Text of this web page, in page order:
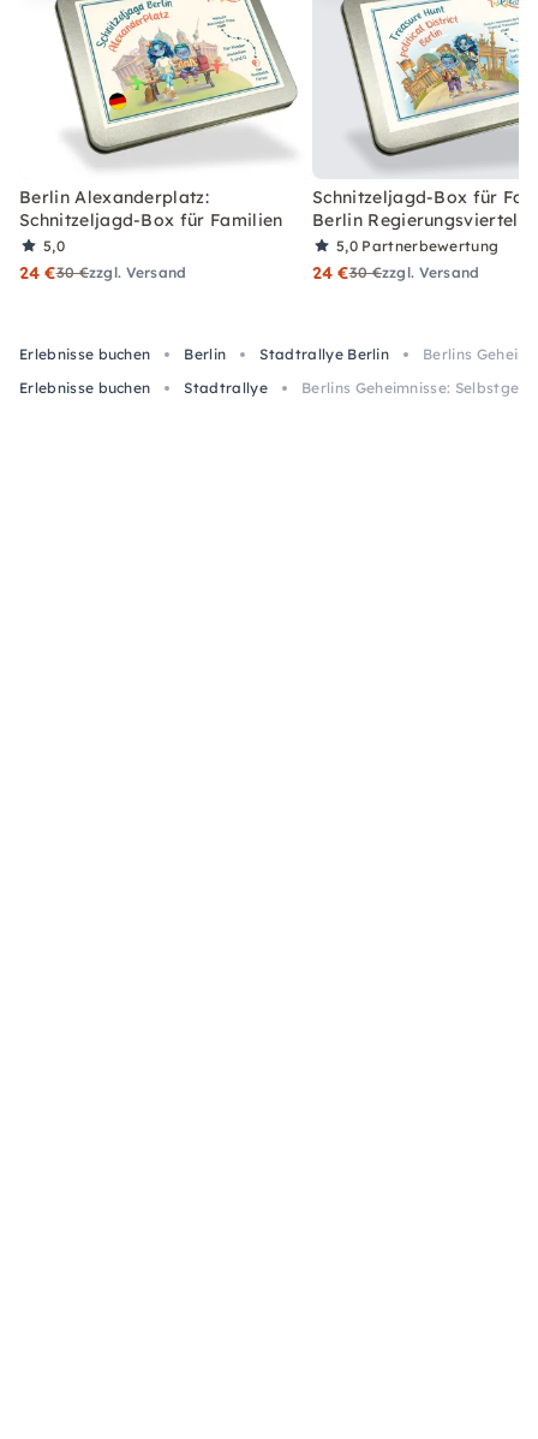
Berlin Alexanderplatz:
Schnitzeljagd-Box für Familien
5,0
24 €30 €zzgl. Versand
Schnitzeljagd-Box für
Berlin Regierungsviertel
5,0 Partnerbewertung
24 €30 €zzgl. Versand
Erlebnisse buchen Berlin Stadtrallye Berlin
Berlins
Erlebnisse buchen
Stadtrallye Berlins Geheimnisse: